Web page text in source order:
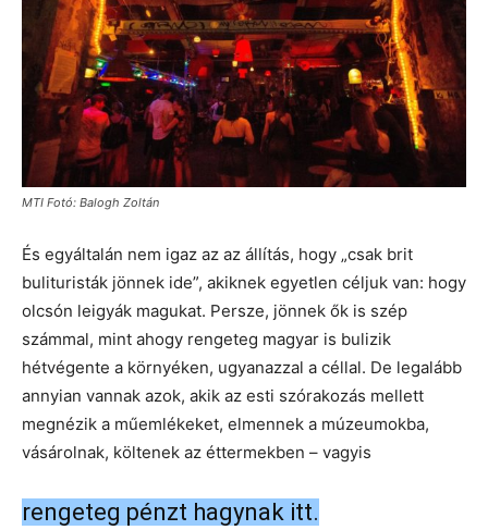
MTI Fotó: Balogh Zoltán
És egyáltalán nem igaz az az állítás, hogy „csak brit
bulituristák jönnek ide”, akiknek egyetlen céljuk van: hogy
olcsón leigyák magukat. Persze, jönnek ők is szép
számmal, mint ahogy rengeteg magyar is bulizik
hétvégente a környéken, ugyanazzal a céllal. De legalább
annyian vannak azok, akik az esti szórakozás mellett
megnézik a műemlékeket, elmennek a múzeumokba,
vásárolnak, költenek az éttermekben – vagyis
rengeteg pénzt hagynak itt.